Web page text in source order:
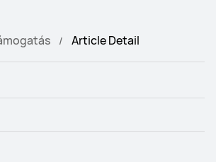
Article Detail